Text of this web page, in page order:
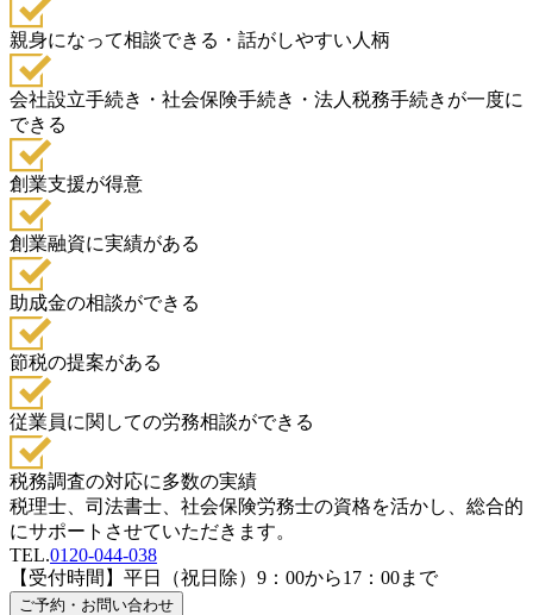
親身になって相談できる・話がしやすい人柄
会社設立手続き・社会保険手続き・法人税務手続きが一度に
できる
創業支援が得意
創業融資に実績がある
助成金の相談ができる
節税の提案がある
従業員に関しての労務相談ができる
税務調査の対応に多数の実績
税理士、司法書士、社会保険労務士の資格を活かし、総合的
にサポートさせていただきます。
TEL.0120-044-038
【受付時間】平日（祝日除）9：00から17：00まで
ご予約・お問い合わせ